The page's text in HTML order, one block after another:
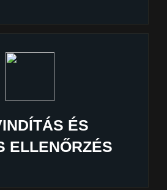
ÉS
ELLENŐRZÉS